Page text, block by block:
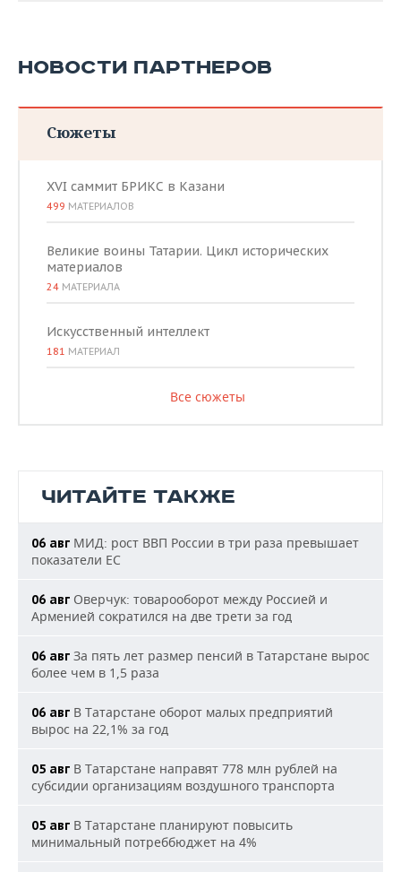
НОВОСТИ ПАРТНЕРОВ
Сюжеты
XVI саммит БРИКС в Казани
499 МАТЕРИАЛОВ
Великие воины Татарии. Цикл исторических
материалов
24 МАТЕРИАЛА
Искусственный интеллект
181 МАТЕРИАЛ
Все сюжеты
ЧИТАЙТЕ ТАКЖЕ
06 авг МИД: рост ВВП России в три раза превышает
показатели ЕС
06 авг Оверчук: товарооборот между Россией и
Арменией сократился на две трети за год
06 авг За пять лет размер пенсий в Татарстане вырос
более чем в 1,5 раза
06 авг В Татарстане оборот малых предприятий
вырос на 22,1% за год
05 авг В Татарстане направят 778 млн рублей на
субсидии организациям воздушного транспорта
05 авг В Татарстане планируют повысить
минимальный потреббюджет на 4%